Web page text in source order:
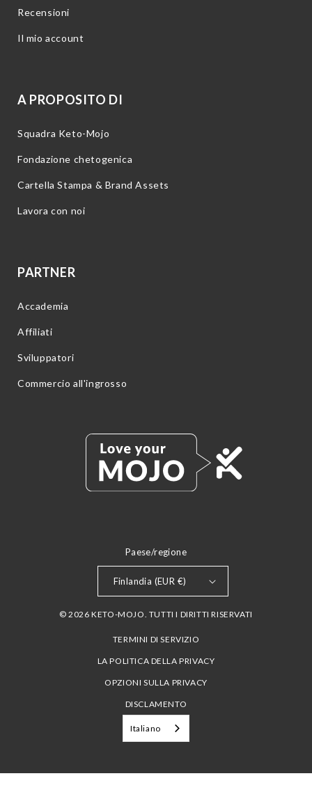
Recensioni
Il mio account
A PROPOSITO DI
Squadra Keto-Mojo
Fondazione chetogenica
Cartella Stampa & Brand Assets
Lavora con noi
PARTNER
Accademia
Affiliati
Sviluppatori
Commercio all'ingrosso
Paese/regione
Finlandia (EUR €)
© 2026 KETO-MOJO. TUTTI I DIRITTI RISERVATI
TERMINI DI SERVIZIO
LA POLITICA DELLA PRIVACY
OPZIONI SULLA PRIVACY
DISCLAMENTO
Italiano